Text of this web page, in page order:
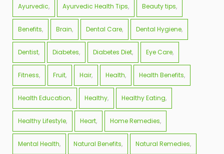
Ayurvedic Ayurvedic Health Tips Beauty tips
Benefits Brain Dental Care Dental Hygiene
Dentist Diabetes Diabetes Diet Eye Care
Fitness Fruit Hair Health Health Benefits
Health Education Healthy Healthy Eating
Healthy Lifestyle Heart Home Remedies
Mental Health Natural Benefits Natural Remedies